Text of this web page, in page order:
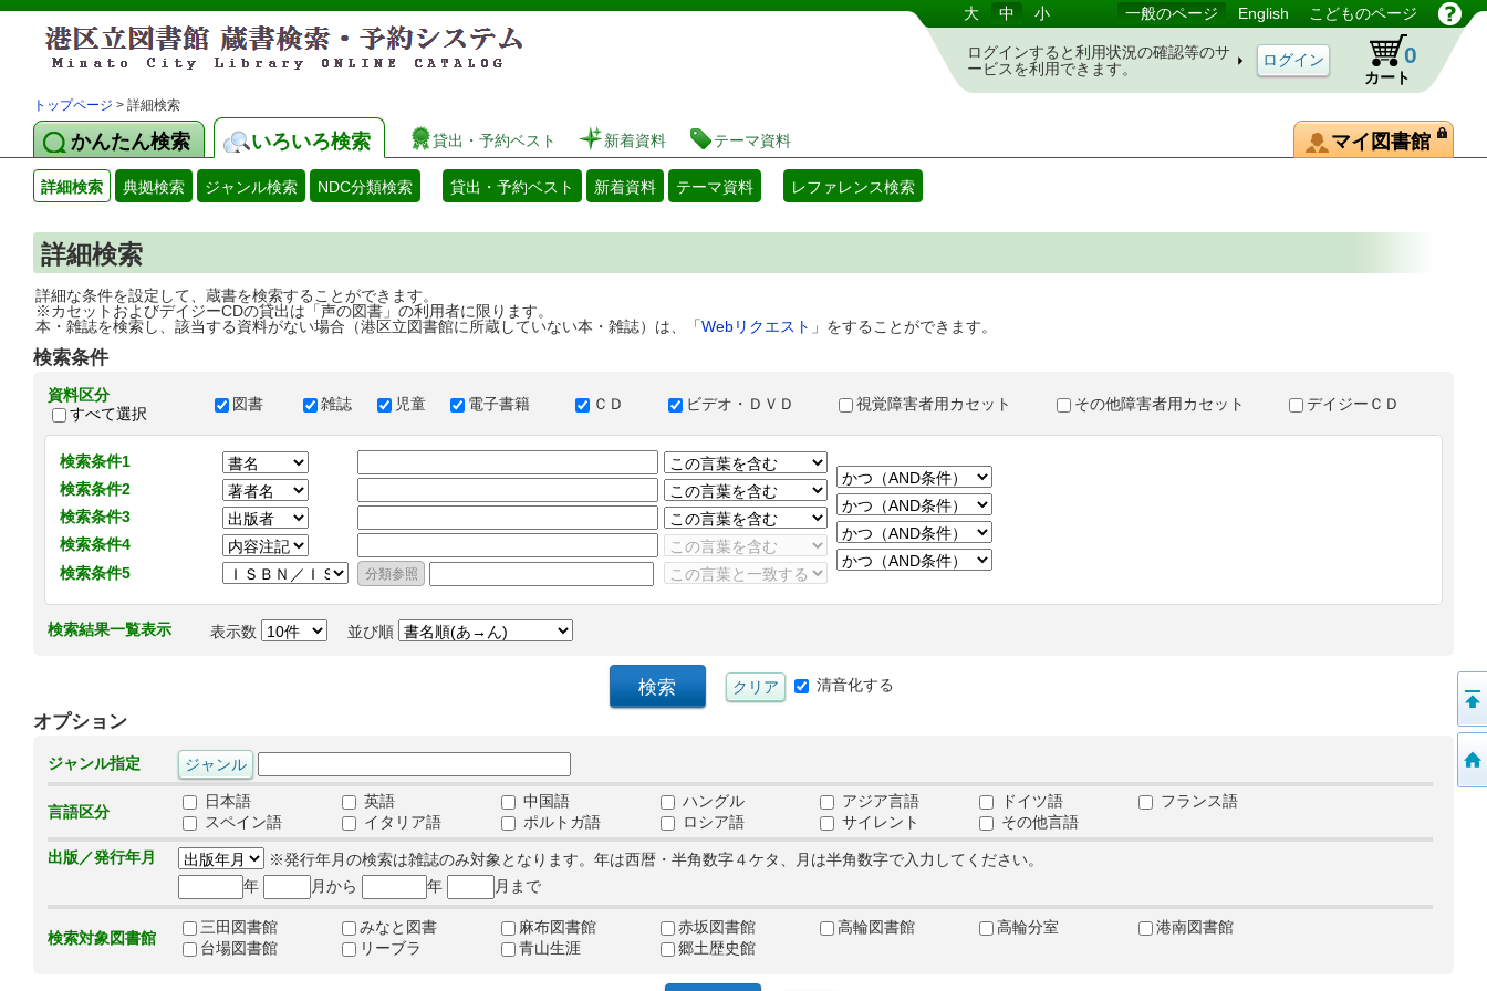
港区立図書館 蔵書検索・予約システム 大 中 小 一般のページ English こどものページ
ログインすると利用状況の確認等のサ
ービスを利用できます。
カート
0
トップページ > 詳細検索
かんたん検索 いろいろ検索 貸出・予約ベスト 新着資料 テーマ資料 マイ図書館
詳細検索 典拠検索 ジャンル検索 NDC分類検索 貸出・予約ベスト 新着資料 テーマ資料 レファレンス検索
詳細検索
詳細な条件を設定して、蔵書を検索することができます。
※カセットおよびデイジーCDの貸出は「声の図書」の利用者に限ります。
本・雑誌を検索し、該当する資料がない場合（港区立図書館に所蔵していない本・雑誌）は、「Webリクエスト 」をすることができます。
検索条件
資料区分
すべて選択
図書 雑誌 児童 電子書籍 ＣＤ ビデオ・ＤＶＤ 視覚障害者用カセット その他障害者用カセット デイジーＣＤ
検索条件1
検索条件2
検索条件3
検索条件4
検索条件5
検索結果一覧表示 表示数 並び順
清音化する
オプション
ジャンル指定
言語区分
日本語 英語 中国語 ハングル アジア言語 ドイツ語
フランス語
スペイン語
イタリア語 ポルトガ語 ロシア語 サイレント
その他言語
出版／発行年月
※発行年月の検索は雑誌のみ対象となります。年は西暦・半角数字４ケタ、月は半角数字で入力してください。
年
月から 年 月まで
検索対象図書館
三田図書館 みなと図書 麻布図書館 赤坂図書館 高輪図書館 高輪分室
港南図書館
台場図書館
リーブラ 青山生涯 郷土歴史館